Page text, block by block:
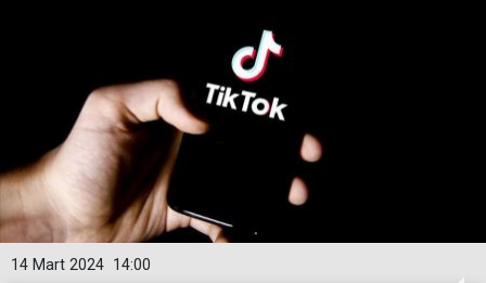
14:00
14 Mart 2024